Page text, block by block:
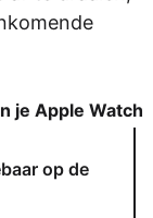
je Apple Watch
op de